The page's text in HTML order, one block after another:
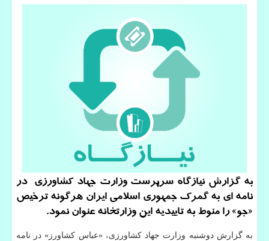
به گزارش نیازگاه سرپرست وزارت جهاد كشاورزی در
نامه ای به گمرك جمهوری اسلامی ایران هرگونه ترخیص
«جو» را منوط به تاییدیه این وزارتخانه عنوان نمود.
به گزارش دوشنبه وزارت جهاد كشاورزی، «عباس كشاورز» در نامه